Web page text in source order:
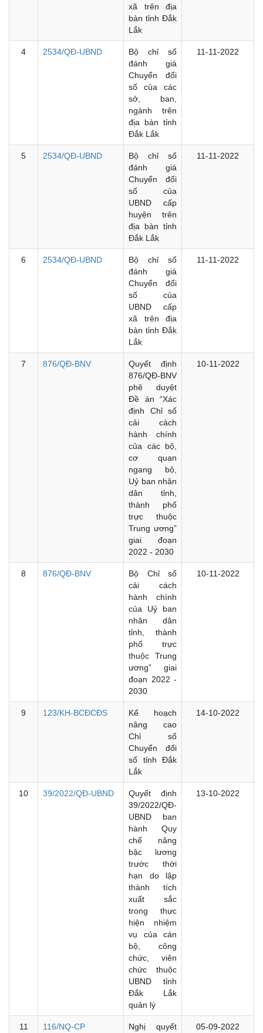
xã trên địa
bàn tỉnh Đắk
Lắk
4 2534/QĐ-UBND
Bộ chỉ số
đánh giá
Chuyển đổi
số của các
sở, ban,
ngành trên
địa bàn tỉnh
Đắk Lắk
11-11-2022
5 2534/QĐ-UBND
Bộ chỉ số
đánh giá
Chuyển đổi
số của
UBND cấp
huyện trên
địa bàn tỉnh
Đắk Lắk
11-11-2022
6 2534/QĐ-UBND
Bộ chỉ số
đánh giá
Chuyển đổi
số của
UBND cấp
xã trên địa
bàn tỉnh Đắk
Lắk
11-11-2022
7 876/QĐ-BNV
Quyết định
876/QĐ-BNV
phê duyệt
Đề án “Xác
định Chỉ số
cải cách
hành chính
của các bộ,
cơ quan
ngang bộ,
Uỷ ban nhân
dân tỉnh,
thành phố
trực thuộc
Trung ương”
giai đoạn
2022 - 2030
10-11-2022
8 876/QĐ-BNV
Bộ Chỉ số
cải cách
hành chính
của Uỷ ban
nhân dân
tỉnh, thành
phố trực
thuộc Trung
ương” giai
đoạn 2022 -
2030
10-11-2022
9 123/KH-BCĐCĐS
Kế hoạch
nâng cao
Chỉ số
Chuyển đổi
số tỉnh Đắk
Lắk
14-10-2022
10 39/2022/QĐ-UBND
Quyết định
39/2022/QĐ-
UBND ban
hành Quy
chế nâng
bậc lương
trước thời
hạn do lập
thành tích
xuất sắc
trong thực
hiện nhiệm
vụ của cán
bộ, công
chức, viên
chức thuộc
UBND tỉnh
Đắk Lắk
quản lý
13-10-2022
11 116/NQ-CP
Nghị quyết
05-09-2022